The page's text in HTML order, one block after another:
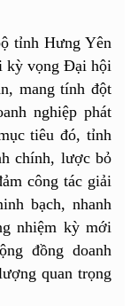
tỉnh Hưng Yên
kỳ vọng Đại hội
mang tính đột
nghiệp phát
tiêu đó, tỉnh
chính, lược bỏ
công tác giải
bạch, nhanh
nhiệm kỳ mới
đồng doanh
quan trọng